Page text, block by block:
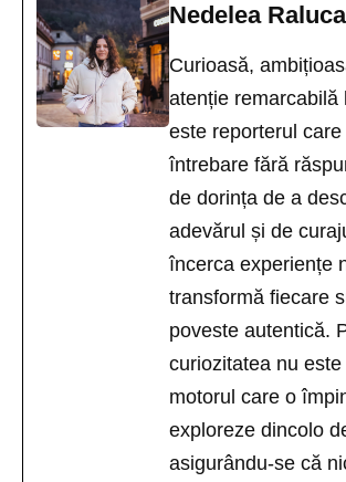
Nedelea Raluca
Curioasă,
atenție remarcabilă
este reporterul
întrebare fără
de dorința de a
adevărul și de
încerca experiențe
transformă fiecare
poveste autentică.
curiozitatea nu
motorul care o
exploreze dincolo
asigurându-se că